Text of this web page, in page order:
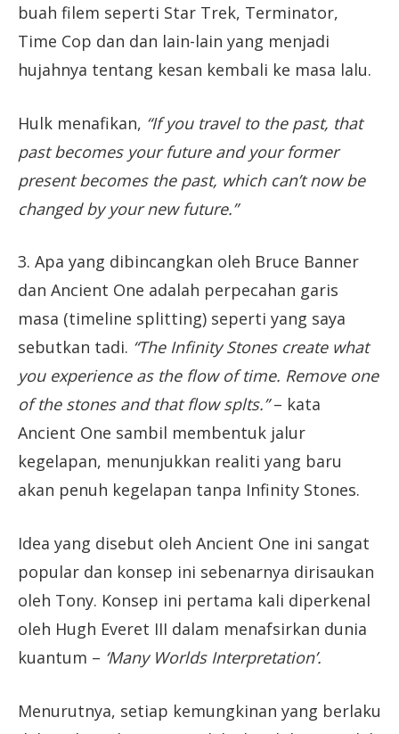
buah filem seperti Star Trek, Terminator,
Time Cop dan dan lain-lain yang menjadi
hujahnya tentang kesan kembali ke masa lalu.
Hulk menafikan, “If you travel to the past, that
past becomes your future and your former
present becomes the past, which can’t now be
changed by your new future.”
3. Apa yang dibincangkan oleh Bruce Banner
dan Ancient One adalah perpecahan garis
masa (timeline splitting) seperti yang saya
sebutkan tadi. “The Infinity Stones create what
you experience as the flow of time. Remove one
of the stones and that flow splts.”– kata
Ancient One sambil membentuk jalur
kegelapan, menunjukkan realiti yang baru
akan penuh kegelapan tanpa Infinity Stones.
Idea yang disebut oleh Ancient One ini sangat
popular dan konsep ini sebenarnya dirisaukan
oleh Tony. Konsep ini pertama kali diperkenal
oleh Hugh Everet III dalam menafsirkan dunia
kuantum – ‘Many Worlds Interpretation’.
Menurutnya, setiap kemungkinan yang berlaku